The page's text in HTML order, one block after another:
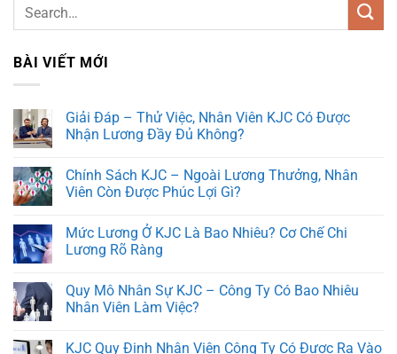
BÀI VIẾT MỚI
Giải Đáp – Thử Việc, Nhân Viên KJC Có Được
Nhận Lương Đầy Đủ Không?
Chính Sách KJC – Ngoài Lương Thưởng, Nhân
Viên Còn Được Phúc Lợi Gì?
Mức Lương Ở KJC Là Bao Nhiêu? Cơ Chế Chi
Lương Rõ Ràng
Quy Mô Nhân Sự KJC – Công Ty Có Bao Nhiêu
Nhân Viên Làm Việc?
KJC Quy Định Nhân Viên Công Ty Có Được Ra Vào